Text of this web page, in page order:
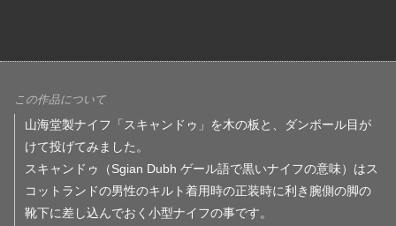
この作品について
山海堂製ナイフ「スキャンドゥ」を木の板と、ダンボール目が
けて投げてみました。
スキャンドゥ（Sgian Dubh ゲール語で黒いナイフの意味）はス
コットランドの男性のキルト着用時の正装時に利き腕側の脚の
靴下に差し込んでおく小型ナイフの事です。